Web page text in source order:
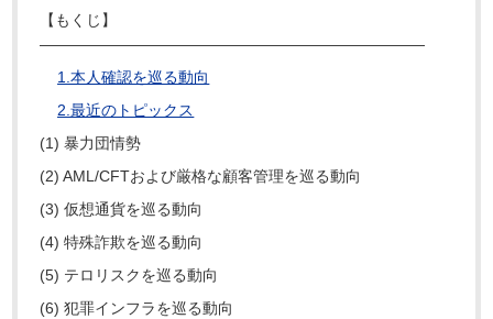
【もくじ】
―――――――――――――――――――――――――
1.本人確認を巡る動向
2.最近のトピックス
(1) 暴力団情勢
(2) AML/CFTおよび厳格な顧客管理を巡る動向
(3) 仮想通貨を巡る動向
(4) 特殊詐欺を巡る動向
(5) テロリスクを巡る動向
(6) 犯罪インフラを巡る動向